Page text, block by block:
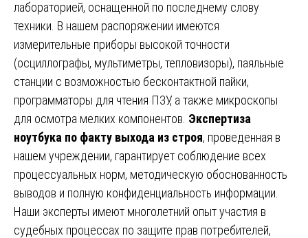
лабораторией, оснащенной по последнему слову
техники. В нашем распоряжении имеются
измерительные приборы высокой точности
(осциллографы, мультиметры, тепловизоры), паяльные
станции с возможностью бесконтактной пайки,
программаторы для чтения ПЗУ, а также микроскопы
для осмотра мелких компонентов. Экспертиза
ноутбука по факту выхода из строя, проведенная в
нашем учреждении, гарантирует соблюдение всех
процессуальных норм, методическую обоснованность
выводов и полную конфиденциальность информации.
Наши эксперты имеют многолетний опыт участия в
судебных процессах по защите прав потребителей,